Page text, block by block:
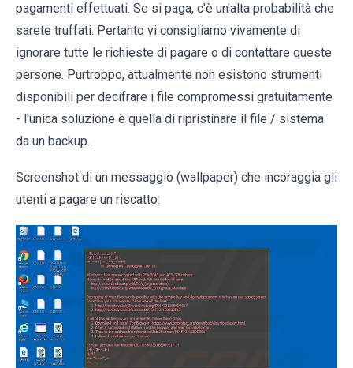
pagamenti effettuati. Se si paga, c'è un'alta probabilità che
sarete truffati. Pertanto vi consigliamo vivamente di
ignorare tutte le richieste di pagare o di contattare queste
persone. Purtroppo, attualmente non esistono strumenti
disponibili per decifrare i file compromessi gratuitamente
- l'unica soluzione è quella di ripristinare il file / sistema
da un backup.
Screenshot di un messaggio (wallpaper) che incoraggia gli
utenti a pagare un riscatto: